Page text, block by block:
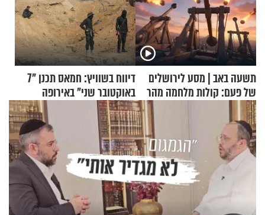
תשעה באב | מסע לירושלים
של פעם: קולות מלחמה מהר
הזיתים
דיווח בשוויץ: חמאס תכנן "7
באוקטובר שני" באירופה